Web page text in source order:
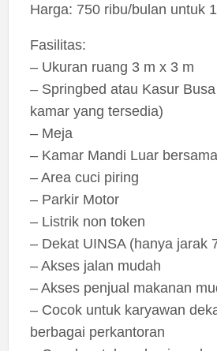
Harga: 750 ribu/bulan untuk
Fasilitas:
– Ukuran ruang 3 m x 3 m
– Springbed atau Kasur
kamar yang tersedia)
– Meja
– Kamar Mandi Luar
– Area cuci piring
– Parkir Motor
– Listrik non token
– Dekat UINSA (hanya jarak
– Akses jalan mudah
– Akses penjual makanan
– Cocok untuk karyawan
berbagai perkantoran